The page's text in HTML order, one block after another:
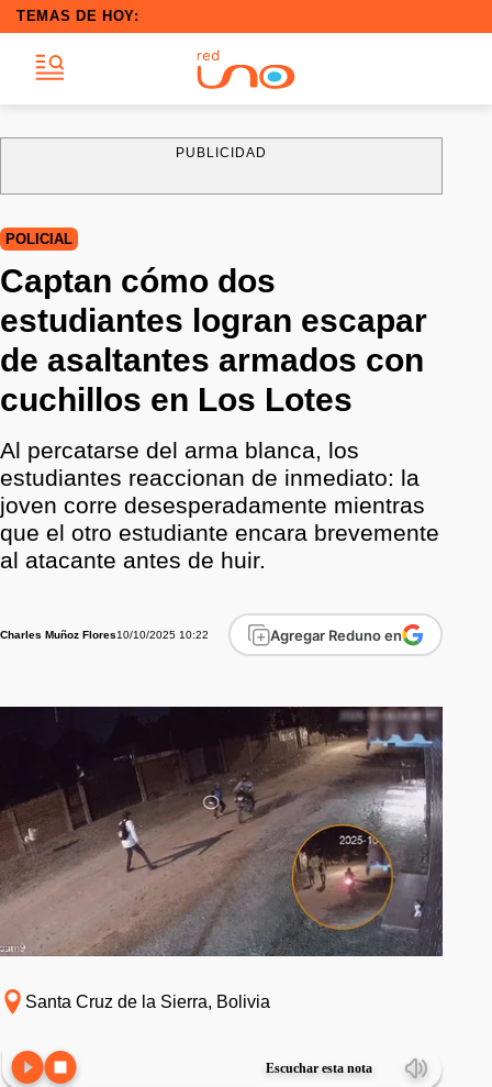
TEMAS DE HOY:
PUBLICIDAD
POLICIAL
Captan cómo dos
estudiantes logran escapar
de asaltantes armados con
cuchillos en Los Lotes
Al percatarse del arma blanca, los
estudiantes reaccionan de inmediato: la
joven corre desesperadamente mientras
que el otro estudiante encara brevemente
al atacante antes de huir.
Charles Muñoz Flores10/10/2025 10:22 Agregar Reduno en
Santa Cruz de la Sierra, Bolivia
Escuchar esta nota